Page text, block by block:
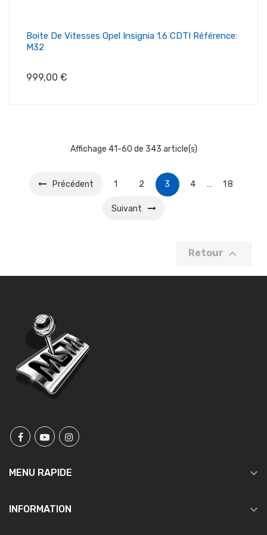
Boite De Vitesses Opel Insignia 1.6 CDTI Référence:
M32
Prix
999,00 €
Affichage 41-60 de 343 article(s)
Précédent 1 2 3 4 … 18
Suivant
Retour 
MENU RAPIDE 
INFORMATION 